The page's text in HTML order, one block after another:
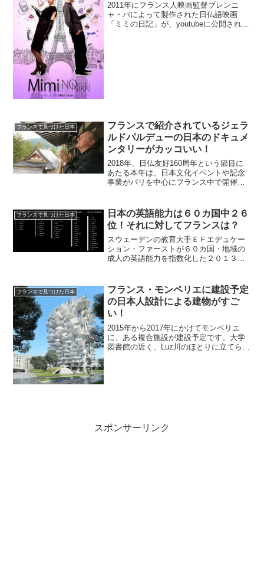
2011年にフランス人映画監督ブレンニ
ャ・バによって製作された日仏語映画
「ミミの日記」が、youtubeに公開され、
フランスで見つけた日本
フランスで紹介されているジェラ
ルドパルデューの日本のドキュメ
ンタリーがカッコいい！
2018年、日仏友好160周年という節目に
あたる本年は、日本文化イベントや記念
事業がパリを中心にフランス中で開催さ
本紀行」という、日本紹介番組が現在フ
ランスARTEで...
フランスで見つけた日本
日本の英語能力は６０カ国中２６
位！それに対してフランスは？
スウェーデンの教育大手ＥＦエデュケー
ション・ファーストが６０カ国・地域の
成人の英語能力を指数化した２０１３年
（英語能力、標準よりやや低い）とでて
いました！すごい低下したフラ...
フランスで見つけた日本
フランス・モンペリエに建設予定
の日本人設計による建物がすご
い！
2015年から2017年にかけてモンペリエ
に、ある複合施設が建設予定です。大学
図書館の近く、Luz川のほとりに立てられ
スポンサーリンク